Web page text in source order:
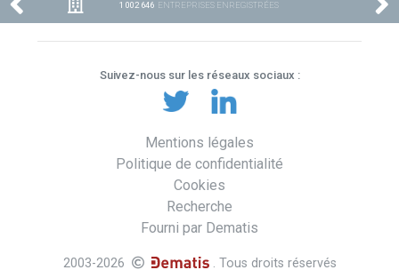
1 002 646 ENTREPRISES ENREGISTRÉES
Suivez-nous sur les réseaux sociaux :
Mentions légales
Politique de confidentialité
Cookies
Recherche
Fourni par Dematis
2003-2026 . Tous droits réservés